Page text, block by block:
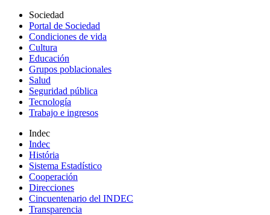
Sociedad
Portal de Sociedad
Condiciones de vida
Cultura
Educación
Grupos poblacionales
Salud
Seguridad pública
Tecnología
Trabajo e ingresos
Indec
Indec
História
Sistema Estadístico
Cooperación
Direcciones
Cincuentenario del INDEC
Transparencia